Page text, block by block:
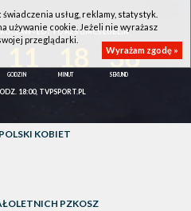
- LOTTO AZS UMCS LUBLIN
35
18:00, TVPSPORT.PL
KOBIET
PZKOSZ
usług, reklamy, statystyk.
używanie cookie. Jeżeli nie wyrażasz
przeglądarki.
Wyrażam zgodę »